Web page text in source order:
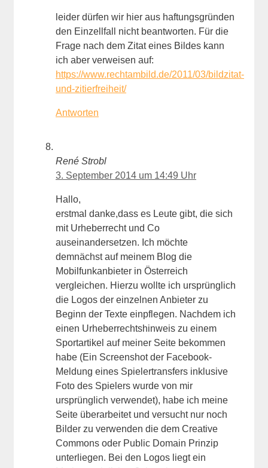
leider dürfen wir hier aus haftungsgründen
den Einzellfall nicht beantworten. Für die
Frage nach dem Zitat eines Bildes kann
ich aber verweisen auf:
https://www.rechtambild.de/2011/03/bildzitat-
und-zitierfreiheit/
Antworten
René Strobl
3. September 2014 um 14:49 Uhr
Hallo,
erstmal danke,dass es Leute gibt, die sich
mit Urheberrecht und Co
auseinandersetzen. Ich möchte
demnächst auf meinem Blog die
Mobilfunkanbieter in Österreich
vergleichen. Hierzu wollte ich ursprünglich
die Logos der einzelnen Anbieter zu
Beginn der Texte einpflegen. Nachdem ich
einen Urheberrechtshinweis zu einem
Sportartikel auf meiner Seite bekommen
habe (Ein Screenshot der Facebook-
Meldung eines Spielertransfers inklusive
Foto des Spielers wurde von mir
ursprünglich verwendet), habe ich meine
Seite überarbeitet und versucht nur noch
Bilder zu verwenden die dem Creative
Commons oder Public Domain Prinzip
unterliegen. Bei den Logos liegt ein